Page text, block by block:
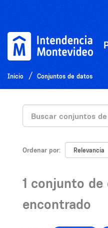
Inicio Conjuntos de datos
Ordenar por
1 conjunto de
encontrado